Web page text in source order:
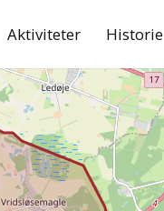
Aktiviteter Historie